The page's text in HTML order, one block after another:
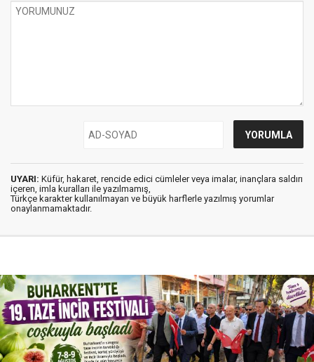
UYARI: Küfür, hakaret, rencide edici cümleler veya imalar, inançlara saldırı
içeren, imla kuralları ile yazılmamış,
Türkçe karakter kullanılmayan ve büyük harflerle yazılmış yorumlar
onaylanmamaktadır.